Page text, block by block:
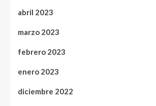
abril 2023
marzo 2023
febrero 2023
enero 2023
diciembre 2022